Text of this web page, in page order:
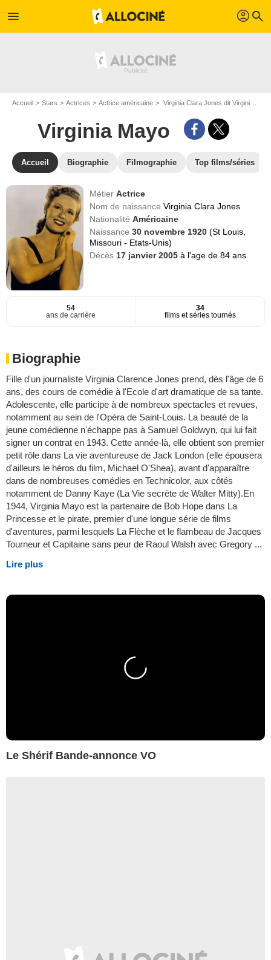
menu profil search
Accueil Stars Actrices Actrice américaine Virginia Clara Jones dit Virginia Mayo
Virginia Mayo
Accueil Biographie Filmographie Top films/séries
MétierActrice
Nom de naissanceVirginia Clara Jones
NationalitéAméricaine
Naissance30 novembre 1920(St Louis,
Missouri - Etats-Unis)
Décès 17 janvier 2005à l'age de 84 ans
54
ans de carrière
34
films et séries tournés
Biographie
Fille d'un journaliste Virginia Clarence Jones prend, dès l'âge de 6
ans, des cours de comédie à l'Ecole d'art dramatique de sa tante.
Adolescente, elle participe à de nombreux spectacles et revues,
notamment au sein de l'Opéra de Saint-Louis. La beauté de la
jeune comédienne n'échappe pas à Samuel Goldwyn, qui lui fait
signer un contrat en 1943. Cette année-là, elle obtient son premier
petit rôle dans La vie aventureuse de Jack London (elle épousera
d'ailleurs le héros du film, Michael O'Shea), avant d'apparaître
dans de nombreuses comédies en Technicolor, aux côtés
notamment de Danny Kaye (La Vie secrète de Walter Mitty).En
1944, Virginia Mayo est la partenaire de Bob Hope dans La
Princesse et le pirate, premier d'une longue série de films
d'aventures, parmi lesquels La Flèche et le flambeau de Jacques
Tourneur et Capitaine sans peur de Raoul Walsh avec Gregory ...
Lire plus
Le Shérif Bande-annonce VO